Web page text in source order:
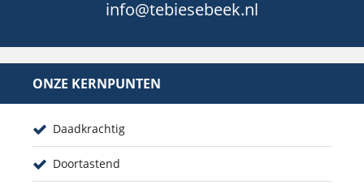
info@tebiesebeek.nl
ONZE KERNPUNTEN
Daadkrachtig
Doortastend